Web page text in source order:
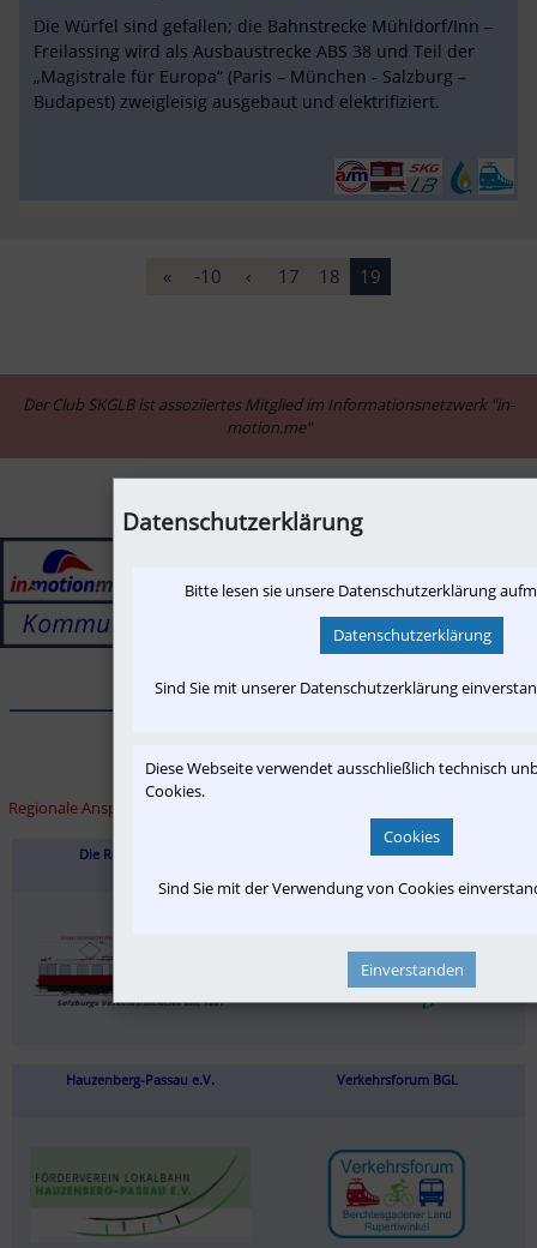
Die Würfel sind gefallen; die Bahnstrecke Mühldorf/Inn –
Freilassing wird als Ausbaustrecke ABS 38 und Teil der
„Magis­trale für Europa“ (Paris – München - Salzburg –
Budapest) zweigleisig ausgebaut und elektrifiziert.
« -10 ‹ 17 18 19
Der Club SKGLB ist assoziiertes Mitglied im Informationsnetzwerk "in-
motion.me"
Regionale Ansprechpartner | Unser Informationsverbund:
Die Rote Elektrische Lebensraum Mattigtal
Hauzenberg-Passau e.V. Verkehrsforum BGL
Datenschutzerklärung
Bitte lesen sie unsere Datenschutzerklärung
Datenschutzerklärung
Sind Sie mit unserer Datenschutzerklärung
Diese Webseite verwendet ausschließlich technisch
Cookies.
Cookies
Sind Sie mit der Verwendung von Cookies
Einverstanden